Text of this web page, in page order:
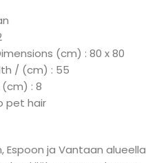
(cm) : 80 x 80
/ (cm) : 55
: 8
pet hair
Espoon ja Vantaan alueella